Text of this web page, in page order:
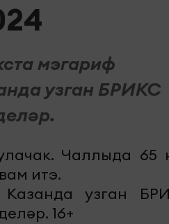
мэгариф
узган БРИКС
Чаллыда 65
итэ.
узган
16+